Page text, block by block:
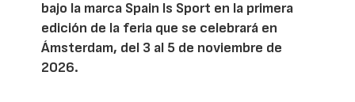
bajo la marca Spain Is Sport en la primera
edición de la feria que se celebrará en
Ámsterdam, del 3 al 5 de noviembre de
2026.